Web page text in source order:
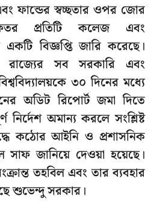
ফান্ডের স্বচ্ছতার ওপর জোর
প্রতিটি কলেজ এবং
একটি বিজ্ঞপ্তি জারি করেছে।
রাজ্যের সব সরকারি এবং
৩০ দিনের মধ্যে
অডিট রিপোর্ট জমা দিতে
অমান্য করলে সংশ্লিষ্ট
কঠোর আইনি ও প্রশাসনিক
সাফ জানিয়ে দেওয়া হয়েছে।
তহবিল এবং তার ব্যবহার
শুভেন্দু সরকার।